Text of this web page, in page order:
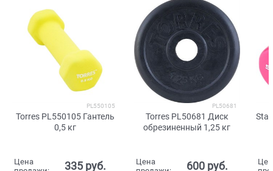
PL550105
Torres PL550105 Гантель
0,5 кг
Цена
335 руб.
PL50681
Torres PL50681 Диск
обрезиненный 1,25 кг
Цена
600 руб.